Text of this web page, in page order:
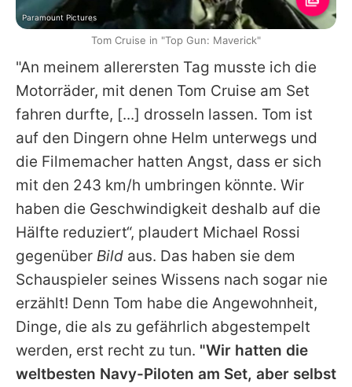
"An meinem allerersten Tag musste ich die
Motorräder, mit denen Tom Cruise am Set
fahren durfte, [...] drosseln lassen. Tom ist
auf den Dingern ohne Helm unterwegs und
die Filmemacher hatten Angst, dass er sich
mit den 243 km/h umbringen könnte. Wir
haben die Geschwindigkeit deshalb auf die
Hälfte reduziert“, plaudert Michael Rossi
gegenüber Bild aus. Das haben sie dem
Schauspieler seines Wissens nach sogar nie
erzählt! Denn Tom habe die Angewohnheit,
Dinge, die als zu gefährlich abgestempelt
werden, erst recht zu tun. "Wir hatten die
weltbesten Navy-Piloten am Set, aber selbst
Paramount Pictures
Tom Cruise in "Top Gun: Maverick"